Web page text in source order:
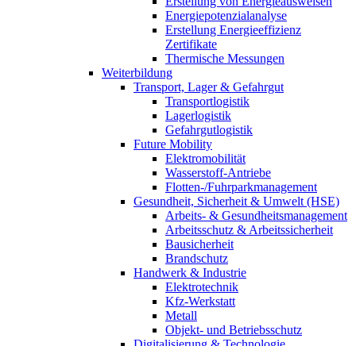
Energiepotenzialanalyse
Erstellung Energieeffizienz
Zertifikate
Thermische Messungen
Weiterbildung
Transport, Lager & Gefahrgut
Transportlogistik
Lagerlogistik
Gefahrgutlogistik
Future Mobility
Elektromobilität
Wasserstoff-Antriebe
Flotten-/Fuhrparkmanagement
Gesundheit, Sicherheit & Umwelt (HSE)
Arbeits- & Gesundheitsmanagement
Arbeitsschutz & Arbeitssicherheit
Bausicherheit
Brandschutz
Handwerk & Industrie
Elektrotechnik
Kfz-Werkstatt
Metall
Objekt- und Betriebsschutz